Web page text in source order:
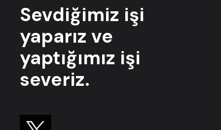
Sevdiğimiz işi
yaparız ve
yaptığımız işi
severiz.